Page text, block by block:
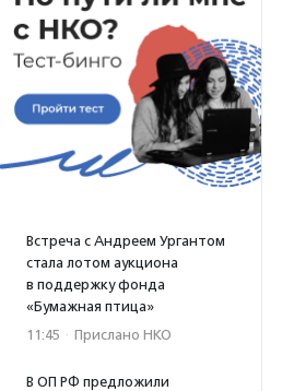
Встреча с Андреем Ургантом
стала лотом аукциона
в поддержку фонда
«Бумажная птица»
11:45 · Прислано НКО
В ОП РФ предложили